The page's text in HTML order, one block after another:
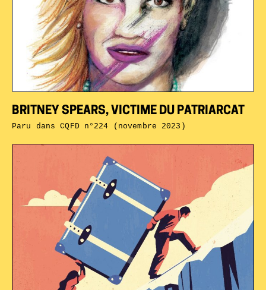
BRITNEY SPEARS, VICTIME DU PATRIARCAT
Paru dansCQFD n°224 (novembre 2023)